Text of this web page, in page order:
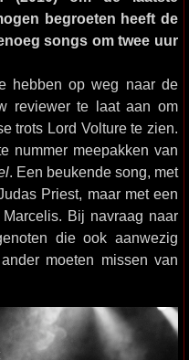
begroeten heeft de
songs om twee uur
hebben op weg naar de
reviewer te laat aan om
trots Lord Volture te zien.
nummer meepakken van
. Een beukende song, met
Priest, maar met een
Bij navraag naar
die ook aanwezig
moeten missen van